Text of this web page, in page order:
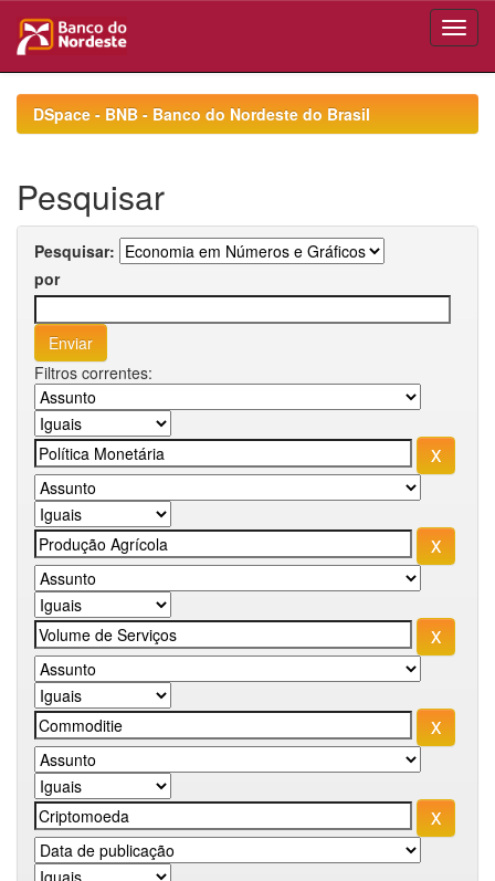
navigationDSpace - BNB - Banco do Nordeste do Brasil
Pesquisar
Pesquisar:
por
Filtros correntes: